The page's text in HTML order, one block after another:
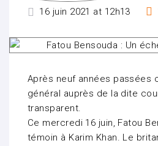
16 juin 2021 at 12h13
Après neuf années passées
général auprès de la dite
transparent.
Ce mercredi 16 juin, Fatou
témoin à Karim Khan. Le